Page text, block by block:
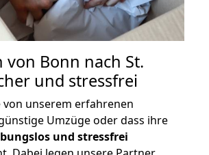
von Bonn nach St.
und stressfrei
von unserem erfahrenen
Umzüge oder dass ihre
und stressfrei